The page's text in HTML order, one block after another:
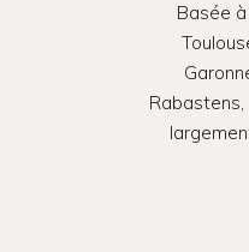
Basée